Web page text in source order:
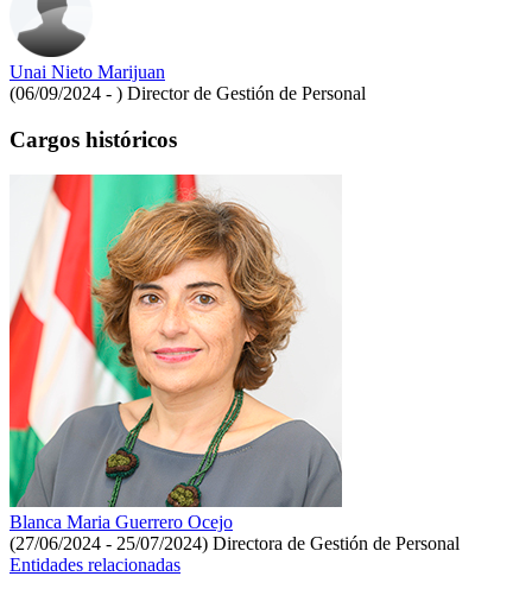
Unai Nieto Marijuan
(06/09/2024 - ) Director de Gestión de Personal
Cargos históricos
Blanca Maria Guerrero Ocejo
(27/06/2024 - 25/07/2024) Directora de Gestión de Personal
Entidades relacionadas